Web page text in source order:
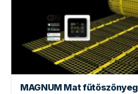
MAGNUM Mat fűtőszőnyeg